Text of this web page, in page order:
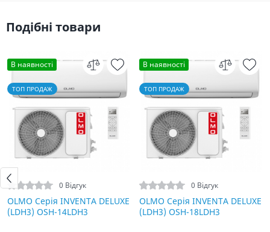
Подібні товари
В наявності
ТОП ПРОДАЖ
0 Відгук
OLMO Серія INVENTA DELUXE
(LDH3) OSH-14LDH3
В наявності
ТОП ПРОДАЖ
0 Відгук
OLMO Серія INVENTA DELUXE
(LDH3) OSH-18LDH3